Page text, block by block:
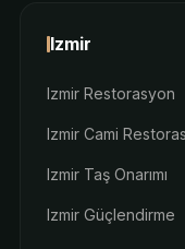
Izmir
Izmir Restorasyon
Izmir Cami
Izmir Taş Onarımı
Izmir Güçlendirme